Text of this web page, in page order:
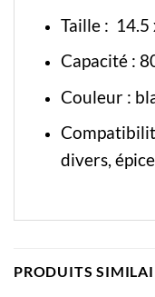
Taille : 14.5
Capacité :
Couleur :
divers,
PRODUITS